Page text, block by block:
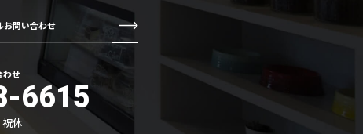
お問い合わせ
わせ
6615
祝休